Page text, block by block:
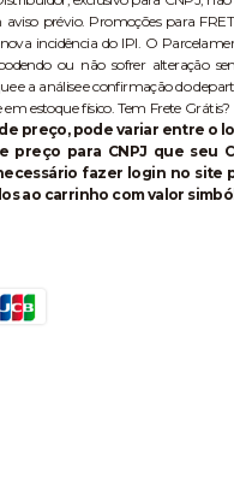
prévio. Promoções para
incidência do IPI. O
ou não sofrer alteração
e a análise e confirmação do
estoque físico. Tem Frete Grátis?
preço, pode variar entre o
para CNPJ que seu
fazer login no
ao carrinho com valor